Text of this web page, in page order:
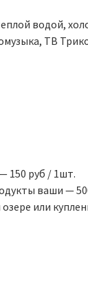
— 3 кг;
— 1,8 кг;
— 20 кг;
— 8,5 кг;
— 6 кг;
водой,
ТВ
150 руб / 1шт.
ваши —
или